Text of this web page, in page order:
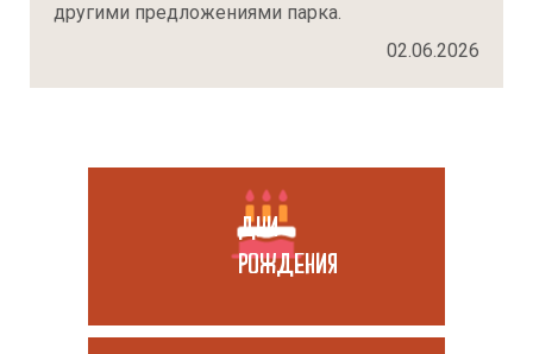
другими предложениями парка.
02.06.2026
ДНИ
РОЖДЕНИЯ